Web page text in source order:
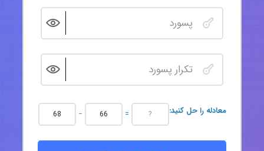
:معادله را حل کنید − =